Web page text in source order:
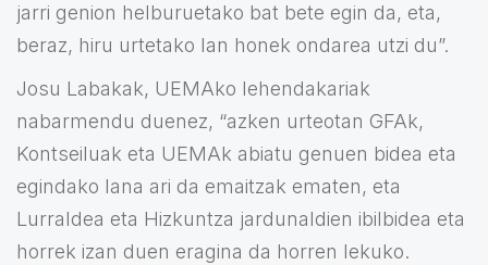
jarri genion helburuetako bat bete egin da, eta,
beraz, hiru urtetako lan honek ondarea utzi du”.
Josu Labakak, UEMAko lehendakariak
nabarmendu duenez, “azken urteotan GFAk,
Kontseiluak eta UEMAk abiatu genuen bidea eta
egindako lana ari da emaitzak ematen, eta
Lurraldea eta Hizkuntza jardunaldien ibilbidea eta
horrek izan duen eragina da horren lekuko.